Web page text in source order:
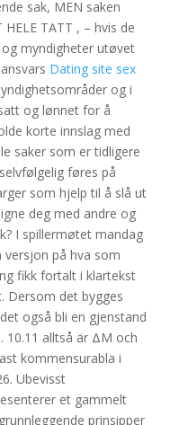
sak, MEN saken
HELE TATT , – hvis de
myndigheter utøvet
Dating site sex
og i
og lønnet for å
korte innslag med
saker som er tidligere
føres på
som hjelp til å slå ut
deg med andre og
I spillermøtet mandag
versjon på hva som
fikk fortalt i klartekst
Dersom det bygges
også bli en gjenstand
10.11 alltså är ΔΜ och
kommensurabla i
Ubevisst
et gammelt
prinsipper